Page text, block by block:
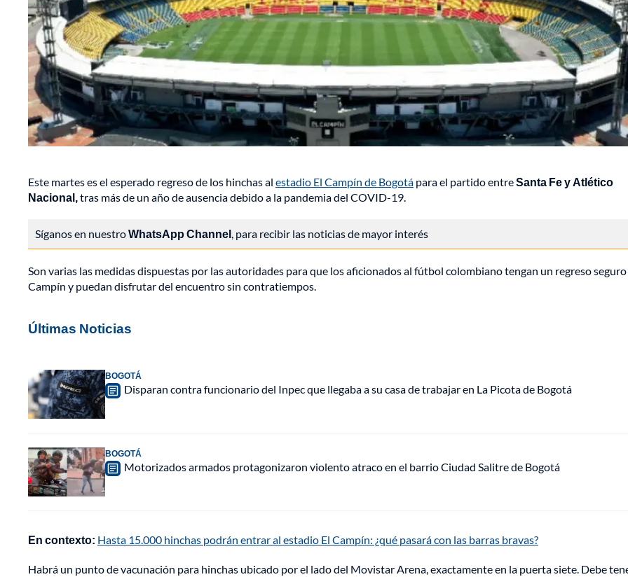
Este martes es el esperado regreso de los hinchas al estadio El Campín de Bogotá para el partido entreSanta Fe y Atlético
Nacional,tras más de un año de ausencia debido a la pandemia del COVID-19.
Síganos en nuestroWhatsApp Channel, para recibir las noticias de mayor interés
Son varias las medidas dispuestas por las autoridades para que los aficionados al fútbol colombiano tengan un regreso seguro
Campín y puedan disfrutar del encuentro sin contratiempos.
Últimas Noticias
BOGOTÁ
Disparan contra funcionario del Inpec que llegaba a su casa de trabajar en La Picota de Bogotá
BOGOTÁ
Motorizados armados protagonizaron violento atraco en el barrio Ciudad Salitre de Bogotá
En contexto: Hasta 15.000 hinchas podrán entrar al estadio El Campín: ¿qué pasará con las barras bravas?
Habrá un punto de vacunación para hinchas ubicado por el lado del Movistar Arena, exactamente en la puerta siete. Debe